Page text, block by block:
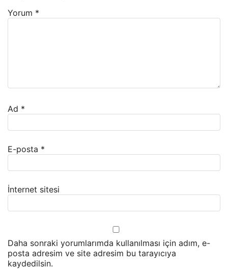
Yorum *
Ad *
E-posta *
İnternet sitesi
Daha sonraki yorumlarımda kullanılması için adım, e-
posta adresim ve site adresim bu tarayıcıya
kaydedilsin.